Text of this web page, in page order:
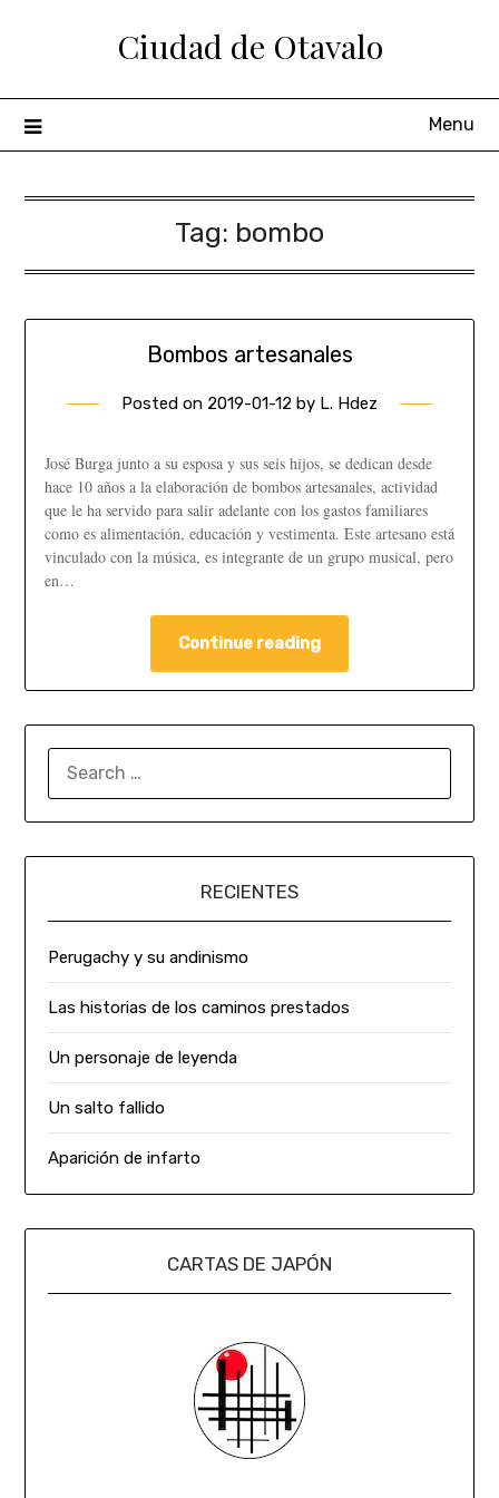
Ciudad de Otavalo
Menu
Tag: bombo
Bombos artesanales
Posted on 2019-01-12 by L. Hdez
José Burga junto a su esposa y sus seis hijos, se dedican desde
hace 10 años a la elaboración de bombos artesanales, actividad
que le ha servido para salir adelante con los gastos familiares
como es alimentación, educación y vestimenta. Este artesano está
vinculado con la música, es integrante de un grupo musical, pero
en…
Continue reading
RECIENTES
Perugachy y su andinismo
Las historias de los caminos prestados
Un personaje de leyenda
Un salto fallido
Aparición de infarto
CARTAS DE JAPÓN